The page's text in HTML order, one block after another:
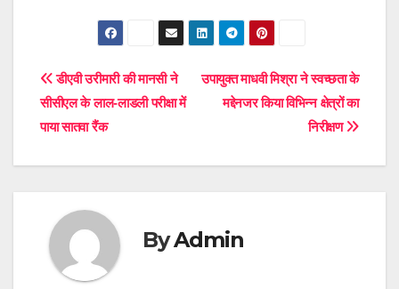
Post
navigation
उपायुक्त माधवी मिश्रा ने स्वच्छता के
मद्देनजर किया विभिन्न क्षेत्रों का
निरीक्षण
डीएवी उरीमारी की मानसी ने
सीसीएल के लाल-लाडली परीक्षा में
पाया सातवा रैंक
ByAdmin